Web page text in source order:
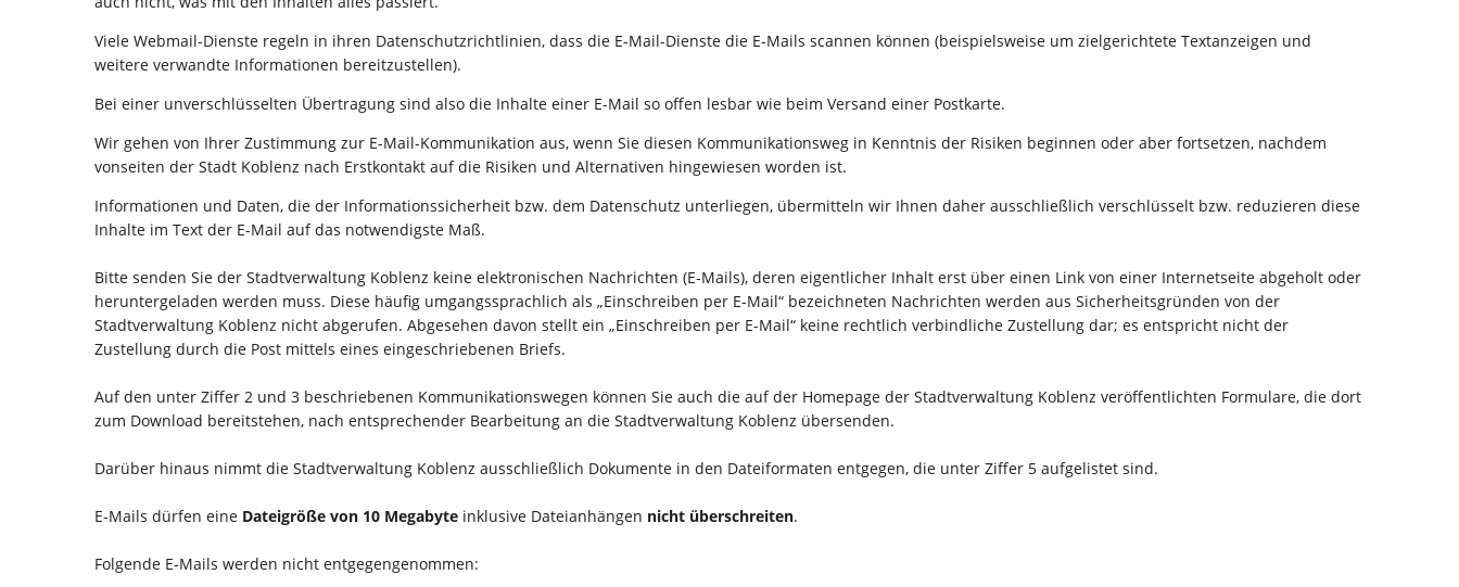
Viele Webmail-Dienste regeln in ihren Datenschutzrichtlinien, dass die E-Mail-Dienste die E-Mails scannen können (beispielsweise um zielgerichtete Textanzeigen und
weitere verwandte Informationen bereitzustellen).
Bei einer unverschlüsselten Übertragung sind also die Inhalte einer E-Mail so offen lesbar wie beim Versand einer Postkarte.
Wir gehen von Ihrer Zustimmung zur E-Mail-Kommunikation aus, wenn Sie diesen Kommunikationsweg in Kenntnis der Risiken beginnen oder aber fortsetzen, nachdem
vonseiten der Stadt Koblenz nach Erstkontakt auf die Risiken und Alternativen hingewiesen worden ist.
Informationen und Daten, die der Informationssicherheit bzw. dem Datenschutz unterliegen, übermitteln wir Ihnen daher ausschließlich verschlüsselt bzw. reduzieren diese
Inhalte im Text der E-Mail auf das notwendigste Maß.
Bitte senden Sie der Stadtverwaltung Koblenz keine elektronischen Nachrichten (E-Mails), deren eigentlicher Inhalt erst über einen Link von einer Internetseite abgeholt oder
heruntergeladen werden muss. Diese häufig umgangssprachlich als „Einschreiben per E-Mail“ bezeichneten Nachrichten werden aus Sicherheitsgründen von der
Stadtverwaltung Koblenz nicht abgerufen. Abgesehen davon stellt ein „Einschreiben per E-Mail“ keine rechtlich verbindliche Zustellung dar; es entspricht nicht der
Zustellung durch die Post mittels eines eingeschriebenen Briefs.
Auf den unter Ziffer 2 und 3 beschriebenen Kommunikationswegen können Sie auch die auf der Homepage der Stadtverwaltung Koblenz veröffentlichten Formulare, die dort
zum Download bereitstehen, nach entsprechender Bearbeitung an die Stadtverwaltung Koblenz übersenden.
Darüber hinaus nimmt die Stadtverwaltung Koblenz ausschließlich Dokumente in den Dateiformaten entgegen, die unter Ziffer 5 aufgelistet sind.
E-Mails dürfen eine Dateigröße von 10 Megabyte inklusive Dateianhängen nicht überschreiten.
Folgende E-Mails werden nicht entgegengenommen: